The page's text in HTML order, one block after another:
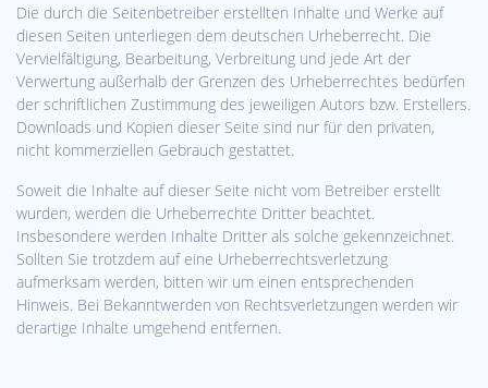
Die durch die Seitenbetreiber erstellten Inhalte und Werke auf
diesen Seiten unterliegen dem deutschen Urheberrecht. Die
Vervielfältigung, Bearbeitung, Verbreitung und jede Art der
Verwertung außerhalb der Grenzen des Urheberrechtes bedürfen
der schriftlichen Zustimmung des jeweiligen Autors bzw. Erstellers.
Downloads und Kopien dieser Seite sind nur für den privaten,
nicht kommerziellen Gebrauch gestattet.
Soweit die Inhalte auf dieser Seite nicht vom Betreiber erstellt
wurden, werden die Urheberrechte Dritter beachtet.
Insbesondere werden Inhalte Dritter als solche gekennzeichnet.
Sollten Sie trotzdem auf eine Urheberrechtsverletzung
aufmerksam werden, bitten wir um einen entsprechenden
Hinweis. Bei Bekanntwerden von Rechtsverletzungen werden wir
derartige Inhalte umgehend entfernen.